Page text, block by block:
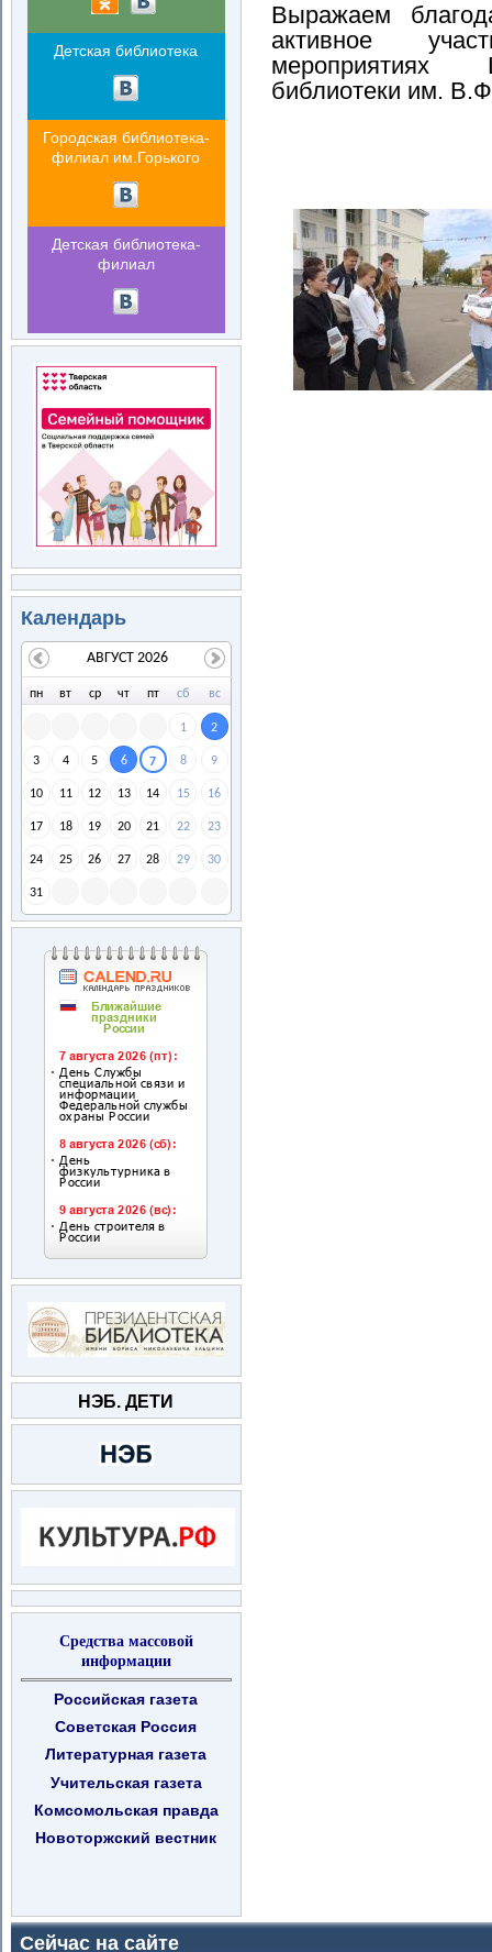
Детская библиотека
Городская библиотека-
филиал им.Горького
Детская библиотека-
филиал
Календарь
пн вт ср чт пт сб вс
1 2
3 4 5 6 7 8 9
10 11 12 13 14 15 16
17 18 19 20 21 22 23
24 25 26 27 28 29 30
31
АВГУСТ 2026
НЭБ. ДЕТИ
Средства массовой
информации
Российская газета
Советская Россия
Литературная газета
Учительская газета
Комсомольская правда
Новоторжский вестник
Выражаем
активное
мероприятиях
библиотеки им.
Сейчас на сайте